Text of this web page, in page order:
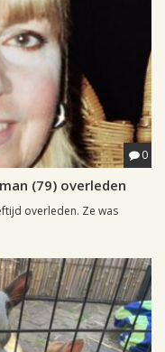
0
(79) overleden
overleden. Ze was